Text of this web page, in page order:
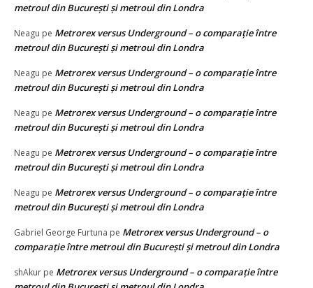
metroul din București și metroul din Londra
Neagu pe Metrorex versus Underground – o comparație între
metroul din București și metroul din Londra
Neagu pe Metrorex versus Underground – o comparație între
metroul din București și metroul din Londra
Neagu pe Metrorex versus Underground – o comparație între
metroul din București și metroul din Londra
Neagu pe Metrorex versus Underground – o comparație între
metroul din București și metroul din Londra
Neagu pe Metrorex versus Underground – o comparație între
metroul din București și metroul din Londra
Gabriel George Furtuna pe Metrorex versus Underground – o
comparație între metroul din București și metroul din Londra
shAkur pe Metrorex versus Underground – o comparație între